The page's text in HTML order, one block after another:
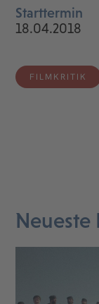
Starttermin
18.04.2018
FILMKRITIK
Neueste